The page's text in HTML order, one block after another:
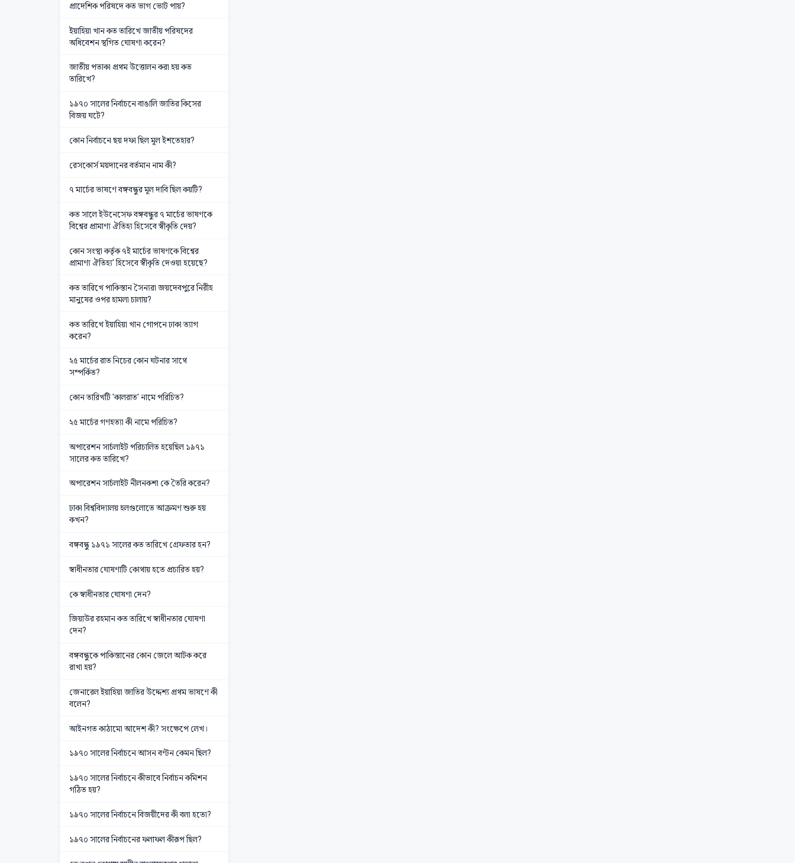
প্রাদেশিক পরিষদে কত ভাগ ভোট পায়?
ইয়াহিয়া খান কত তারিখে জাতীয় পরিষদের
অধিবেশন স্থগিত ঘোষণা করেন?
জাতীয় পতাকা প্রথম উত্তোলন করা হয় কত
তারিখে?
১৯৭০ সালের নির্বাচনে বাঙালি জাতির কিসের
বিজয় ঘটে?
কোন নির্বাচনে ছয় দফা ছিল মূল ইশতেহার?
রেসকোর্স ময়দানের বর্তমান নাম কী?
৭ মার্চের ভাষণে বঙ্গবন্ধুর মূল দাবি ছিল কয়টি?
কত সালে ইউনেসেফ বঙ্গবন্ধুর ৭ মার্চের ভাষণকে
বিশ্বের প্রামাণ্য ঐতিহ্য হিসেবে স্বীকৃতি দেয়?
কোন সংস্থা কর্তৃক ৭ই মার্চের ভাষণকে বিশ্বের
প্রামাণ্য ঐতিহ্য' হিসেবে স্বীকৃতি দেওয়া হয়েছে?
কত তারিখে পাকিস্তান সৈন্যরা জয়দেবপুরে নিরীহ
মানুষের ওপর হামলা চালায়?
কত তারিখে ইয়াহিয়া খান গোপনে ঢাকা ত্যাগ
করেন?
২৫ মার্চের রাত নিচের কোন ঘটনার সাথে
সম্পর্কিত?
কোন তারিখটি 'কালরাত' নামে পরিচিত?
২৫ মার্চের গণহত্যা কী নামে পরিচিত?
অপারেশন সার্চলাইট পরিচালিত হয়েছিল ১৯৭১
সালের কত তারিখে?
অপারেশন সার্চলাইট নীলনকশা কে তৈরি করেন?
ঢাকা বিশ্ববিদ্যালয় হলগুলোতে আক্রমণ শুরু হয়
কখন?
বঙ্গবন্ধু ১৯৭১ সালের কত তারিখে গ্রেফতার হন?
স্বাধীনতার ঘোষণাটি কোথায় হতে প্রচারিত হয়?
কে স্বাধীনতার ঘোষণা দেন?
জিয়াউর রহমান কত তারিখে স্বাধীনতার ঘোষণা
দেন?
বঙ্গবন্ধুকে পাকিস্তানের কোন জেলে আটক করে
রাখা হয়?
জেনারেল ইয়াহিয়া জাতির উদ্দেশ্য প্রথম ভাষণে কী
বলেন?
আইনগত কাঠামো আদেশ কী? সংক্ষেপে লেখ।
১৯৭০ সালের নির্বাচনে আসন বণ্টন কেমন ছিল?
১৯৭০ সালের নির্বাচনে কীভাবে নির্বাচন কমিশন
গঠিত হয়?
১৯৭০ সালের নির্বাচনে বিজয়ীদের কী বলা হতো?
১৯৭০ সালের নির্বাচনের ফলাফল কীরূপ ছিল?